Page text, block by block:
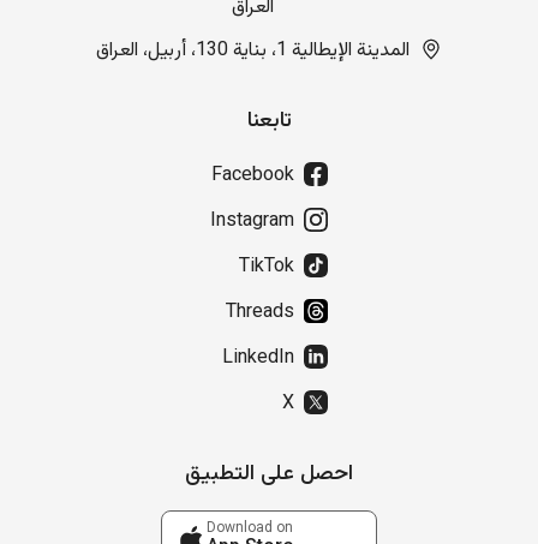
العراق
المدينة الإيطالية 1، بناية 130، أربيل، العراق
تابعنا
Facebook
Instagram
TikTok
Threads
LinkedIn
X
احصل على التطبيق
Download on